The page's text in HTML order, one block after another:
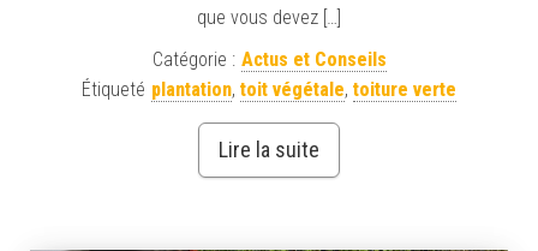
que vous devez […]
Catégorie : Actus et Conseils
Étiqueté plantation, toit végétale, toiture verte
Lire la suite